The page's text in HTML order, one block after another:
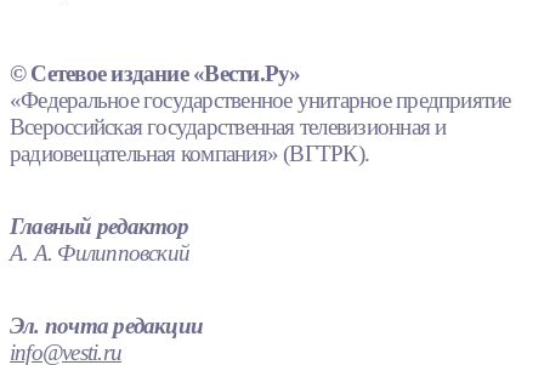
© Сетевое издание «Вести.Ру»
«Федеральное государственное унитарное предприятие
Всероссийская государственная телевизионная и
радиовещательная компания» (ВГТРК).
Главный редактор
А. А. Филипповский
Эл. почта редакции
info@vesti.ru